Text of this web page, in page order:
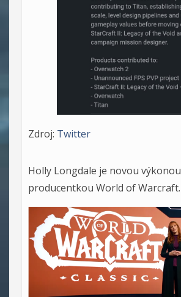
Zdroj: Twitter
Holly Longdale je novou výkonou
producentkou World of Warcraft.